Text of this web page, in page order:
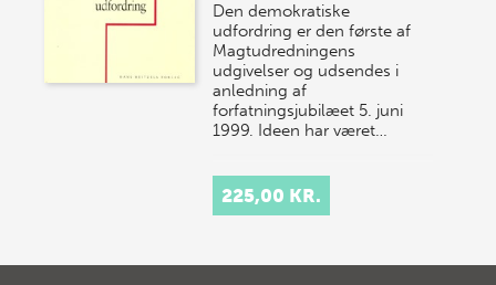
Den demokratiske
udfordring er den første af
Magtudredningens
udgivelser og udsendes i
anledning af
forfatningsjubilæet 5. juni
1999. Ideen har været…
225,00 KR.